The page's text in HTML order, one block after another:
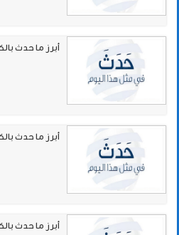
أبرز ما حدث
أبرز ما حدث
أبرز ما حدث